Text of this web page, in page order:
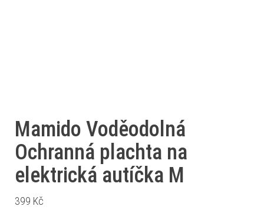
Mamido Voděodolná
Ochranná plachta na
elektrická autíčka M
399 Kč